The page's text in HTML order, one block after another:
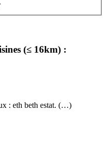
(≤ 16km) :
: eth beth estat. (…)